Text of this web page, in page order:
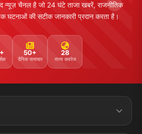
न्यूज़ चैनल है जो 24 घंटे ताजा खबरें, राजनीतिक
की सटीक जानकारी प्रदान करता है।
50+
दैनिक समाचार
28
राज्य कवरेज